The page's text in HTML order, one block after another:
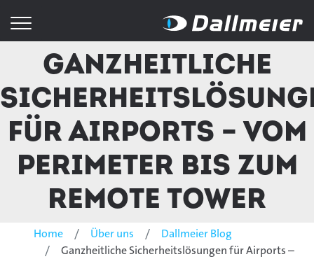
Ganzheitliche
für Airports – vom
Perimeter bis zum
Remote Tower
Home Über uns
Dallmeier Blog
Ganzheitliche Sicherheitslösungen für Airports –